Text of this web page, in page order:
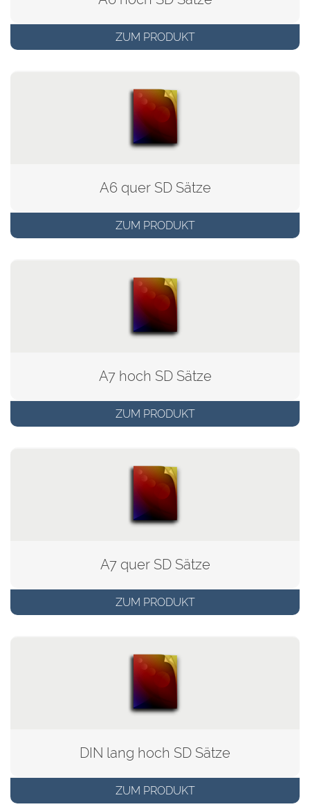
ZUM PRODUKT
A6 quer SD Sätze
ZUM PRODUKT
A7 hoch SD Sätze
ZUM PRODUKT
A7 quer SD Sätze
ZUM PRODUKT
DIN lang hoch SD Sätze
ZUM PRODUKT